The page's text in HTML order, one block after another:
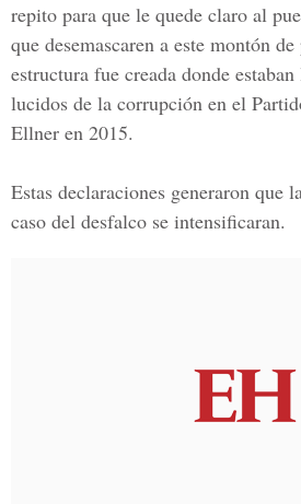
repito para que le quede claro al
que desemascaren a este montón
estructura fue creada donde
lucidos de la corrupción en el
Ellner en 2015.
Estas declaraciones generaron que
caso del desfalco se intensificaran.